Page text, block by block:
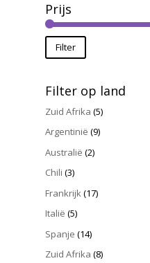
Prijs
Filter
Filter op land
Zuid Afrika (5)
Argentinië (9)
Australië (2)
Chili (3)
Frankrijk(17)
Italië (5)
Spanje (14)
Zuid Afrika (8)